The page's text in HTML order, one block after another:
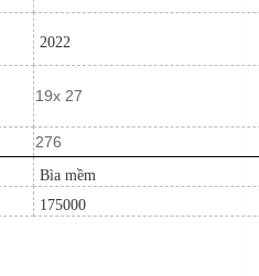
2022
19x 27
276
Bìa mềm
175000